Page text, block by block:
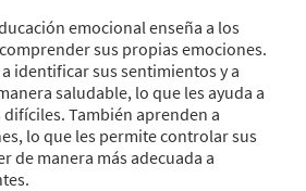
emocional enseña a los
sus propias emociones.
identificar sus sentimientos y a
saludable, lo que les ayuda a
También aprenden a
lo que les permite controlar sus
de manera más adecuada a